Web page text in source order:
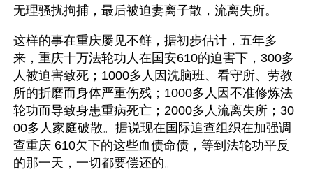
无理骚扰拘捕，最后被迫妻离子散，流离失所。
这样的事在重庆屡见不鲜，据初步估计，五年多
来，重庆十万法轮功人在国安610的迫害下，300多
人被迫害致死；1000多人因洗脑班、看守所、劳教
所的折磨而身体严重伤残；1000多人因不准修炼法
轮功而导致身患重病死亡；2000多人流离失所；30
00多人家庭破散。据说现在国际追查组织在加强调
查重庆 610欠下的这些血债命债，等到法轮功平反
的那一天，一切都要偿还的。